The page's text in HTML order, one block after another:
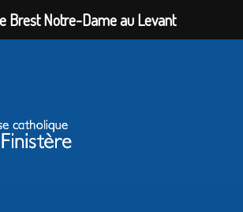
Brest Notre-Dame au Levant